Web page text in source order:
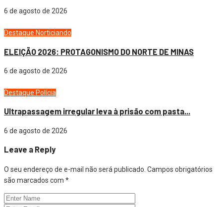
6 de agosto de 2026
Destaque Norticiando
ELEIÇÃO 2026: PROTAGONISMO DO NORTE DE MINAS
6 de agosto de 2026
Destaque Polícia
Ultrapassagem irregular leva à prisão com pasta...
6 de agosto de 2026
Leave a Reply
O seu endereço de e-mail não será publicado. Campos obrigatórios
são marcados com *